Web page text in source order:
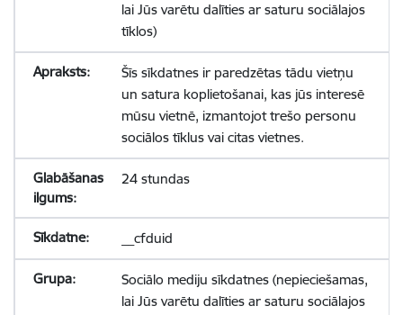
lai Jūs varētu dalīties ar saturu sociālajos
tīklos)
Šīs sīkdatnes ir paredzētas tādu vietņu
un satura koplietošanai, kas jūs interesē
mūsu vietnē, izmantojot trešo personu
sociālos tīklus vai citas vietnes.
24 stundas
__cfduid
Sociālo mediju sīkdatnes (nepieciešamas,
lai Jūs varētu dalīties ar saturu sociālajos